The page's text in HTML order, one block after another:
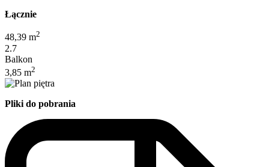
Łącznie
48,39 m2
2.7
Balkon
3,85 m2
Pliki do pobrania